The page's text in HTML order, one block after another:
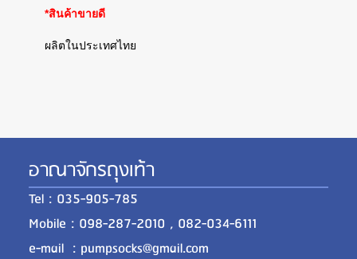
*สินค้าขายดี
ผลิตในประเทศไทย
อาณาจักรถุงเท้า
Tel : 035-905-785
Mobile : 098-287-2010 , 082-034-6111
e-mail : pumpsocks@gmail.com